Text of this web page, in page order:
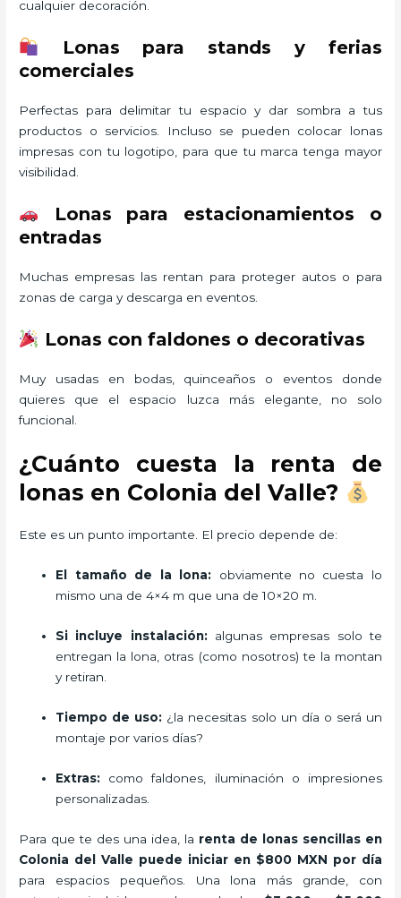
cualquier decoración.
Lonas para stands y ferias
comerciales
Perfectas para delimitar tu espacio y dar sombra a tus
productos o servicios. Incluso se pueden colocar lonas
impresas con tu logotipo, para que tu marca tenga mayor
visibilidad.
Lonas para estacionamientos o
entradas
Muchas empresas las rentan para proteger autos o para
zonas de carga y descarga en eventos.
Lonas con faldones o decorativas
Muy usadas en bodas, quinceaños o eventos donde
quieres que el espacio luzca más elegante, no solo
funcional.
¿Cuánto cuesta la renta de
lonas en Colonia del Valle?
Este es un punto importante. El precio depende de:
El tamaño de la lona: obviamente no cuesta lo
mismo una de 4×4 m que una de 10×20 m.
Si incluye instalación:algunas empresas solo te
entregan la lona, otras (como nosotros) te la montan
y retiran.
Tiempo de uso: ¿la necesitas solo un día o será un
montaje por varios días?
Extras: como faldones, iluminación o impresiones
personalizadas.
Para que te des una idea, la renta de lonas sencillas en
Colonia del Valle puede iniciar en $800 MXN por día
para espacios pequeños. Una lona más grande, con